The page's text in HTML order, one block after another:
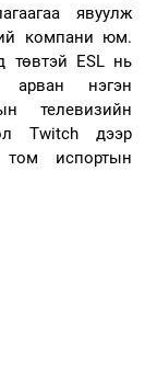
явуулж
компани юм.
төвтэй ESL нь
арван нэгэн
телевизийн
Twitch дээр
том испортын